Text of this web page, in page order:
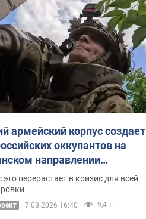
армейский корпус создает
оккупантов на
направлении
дискомфорт: как это
это перерастает в кризис для всей
7.08.2026 16:40 9,4 т.